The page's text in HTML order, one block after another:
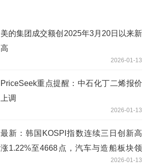
美的集团成交额创2025年3月20日以来新
高
2026-01-13
PriceSeek重点提醒：中石化丁二烯报价
上调
2026-01-13
最新：韩国KOSPI指数连续三日创新高
涨1.22%至4668点，汽车与造船板块领
2026-01-13